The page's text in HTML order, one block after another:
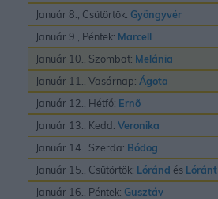
Január 8., Csütörtök: Gyöngyvér
Január 9., Péntek: Marcell
Január 10., Szombat: Melánia
Január 11., Vasárnap: Ágota
Január 12., Hétfő: Ernõ
Január 13., Kedd: Veronika
Január 14., Szerda: Bódog
Január 15., Csütörtök: Lóránd és Lóránt
Január 16., Péntek: Gusztáv